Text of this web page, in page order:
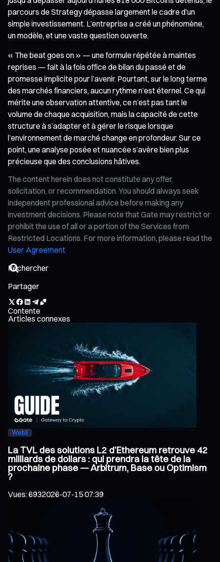
parcours de Strategy dépasse largement le cadre d’un
simple investissement. L’entreprise a créé un phénomène,
un modèle, et une vaste question ouverte.
« The beat goes on » — une formule répétée à maintes
reprises — fait à la fois office de bilan du passé et de
promesse implicite pour l’avenir. Pourtant, sur le long terme
des marchés financiers, aucun rythme n’est éternel. Ce qui
mérite une observation attentive, ce n’est pas tant le
volume de chaque acquisition, mais la capacité de cette
structure à s’adapter et à gérer le risque lorsque
l’environnement de marché change en profondeur. Sur ce
point, une analyse posée et nuancée s’avère bien plus
précieuse que des conclusions hâtives.
The content herein does not constitute any offer,
solicitation, or recommendation. You should always seek
independent professional advice before making any
investment decisions. Please note that Gate may restrict or
prohibit the use of all or a portion of the Services from
Restricted Locations. For more information, please read the
User Agreement
Partager
Contente
Articles connexes
Web3
La TVL des solutions L2 d’Ethereum retrouve 42
milliards de dollars : qui prendra la tête de la
prochaine phase — Arbitrum, Base ou Optimism
?
Vues:6932026-07-15 07:39